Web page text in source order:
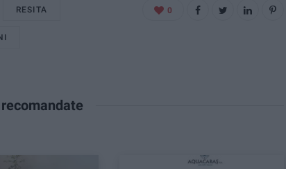
RESITA 0